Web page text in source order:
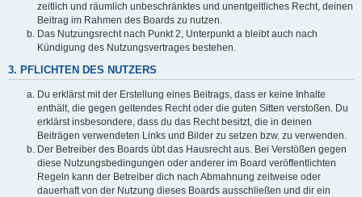
zeitlich und räumlich unbeschränktes und unentgeltliches Recht, deinen
Beitrag im Rahmen des Boards zu nutzen.
Das Nutzungsrecht nach Punkt 2, Unterpunkt a bleibt auch nach
Kündigung des Nutzungsvertrages bestehen.
3. PFLICHTEN DES NUTZERS
Du erklärst mit der Erstellung eines Beitrags, dass er keine Inhalte
enthält, die gegen geltendes Recht oder die guten Sitten verstoßen. Du
erklärst insbesondere, dass du das Recht besitzt, die in deinen
Beiträgen verwendeten Links und Bilder zu setzen bzw. zu verwenden.
Der Betreiber des Boards übt das Hausrecht aus. Bei Verstößen gegen
diese Nutzungsbedingungen oder anderer im Board veröffentlichten
Regeln kann der Betreiber dich nach Abmahnung zeitweise oder
dauerhaft von der Nutzung dieses Boards ausschließen und dir ein